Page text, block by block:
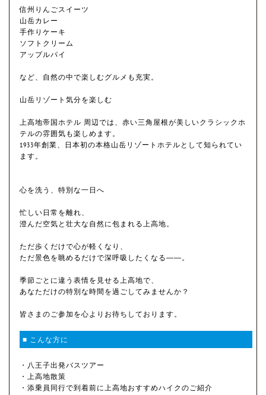
信州りんごスイーツ
山岳カレー
手作りケーキ
ソフトクリーム
アップルパイ
など、自然の中で楽しむグルメも充実。
山岳リゾート気分を楽しむ
上高地帝国ホテル 周辺では、赤い三角屋根が美しいクラシックホ
テルの雰囲気も楽しめます。
1933年創業、日本初の本格山岳リゾートホテルとして知られてい
ます。
心を洗う、特別な一日へ
忙しい日常を離れ、
澄んだ空気と壮大な自然に包まれる上高地。
ただ歩くだけで心が軽くなり、
ただ景色を眺めるだけで深呼吸したくなる――。
季節ごとに違う表情を見せる上高地で、
あなただけの特別な時間を過ごしてみませんか？
皆さまのご参加を心よりお待ちしております。
■ こんな方に
・八王子出発バスツアー
・上高地散策
・添乗員同行で到着前に上高地おすすめハイクのご紹介